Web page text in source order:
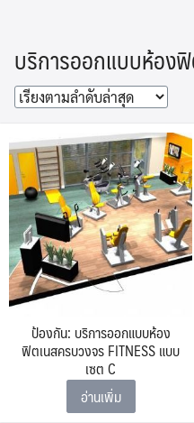
content
บริการออกแบบห้อง
ป้องกัน: บริการออกแบบห้อง
ฟิตเนสครบวงจร FITNESS แบบ
เซต C
อ่านเพิ่ม